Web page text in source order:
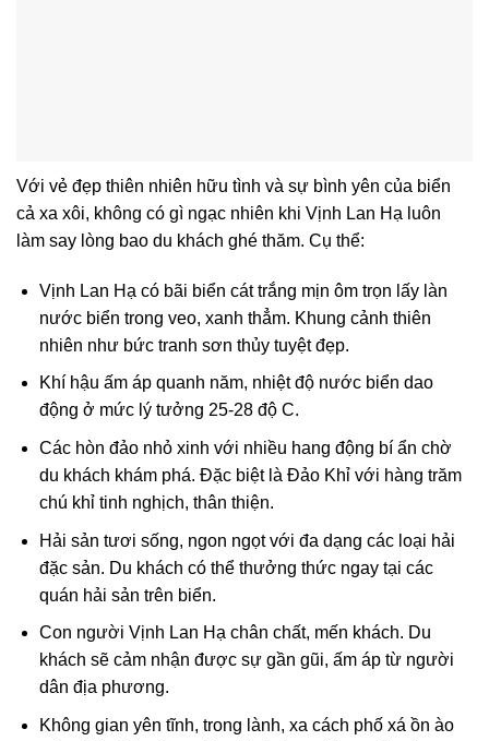
Với vẻ đẹp thiên nhiên hữu tình và sự bình yên của biển
cả xa xôi, không có gì ngạc nhiên khi Vịnh Lan Hạ luôn
làm say lòng bao du khách ghé thăm. Cụ thể:
Vịnh Lan Hạ có bãi biển cát trắng mịn ôm trọn lấy làn
nước biển trong veo, xanh thẳm. Khung cảnh thiên
nhiên như bức tranh sơn thủy tuyệt đẹp.
Khí hậu ấm áp quanh năm, nhiệt độ nước biển dao
động ở mức lý tưởng 25-28 độ C.
Các hòn đảo nhỏ xinh với nhiều hang động bí ẩn chờ
du khách khám phá. Đặc biệt là Đảo Khỉ với hàng trăm
chú khỉ tinh nghịch, thân thiện.
Hải sản tươi sống, ngon ngọt với đa dạng các loại hải
đặc sản. Du khách có thể thưởng thức ngay tại các
quán hải sản trên biển.
Con người Vịnh Lan Hạ chân chất, mến khách. Du
khách sẽ cảm nhận được sự gần gũi, ấm áp từ người
dân địa phương.
Không gian yên tĩnh, trong lành, xa cách phố xá ồn ào